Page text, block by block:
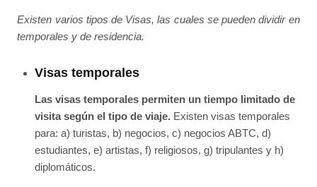
Existen varios tipos de Visas, las cuales se pueden dividir en
temporales y de residencia.
Visas temporales
Las visas temporales permiten un tiempo limitado de
visita según el tipo de viaje.Existen visas temporales
para: a) turistas, b) negocios, c) negocios ABTC, d)
estudiantes, e) artistas, f) religiosos, g) tripulantes y h)
diplomáticos.